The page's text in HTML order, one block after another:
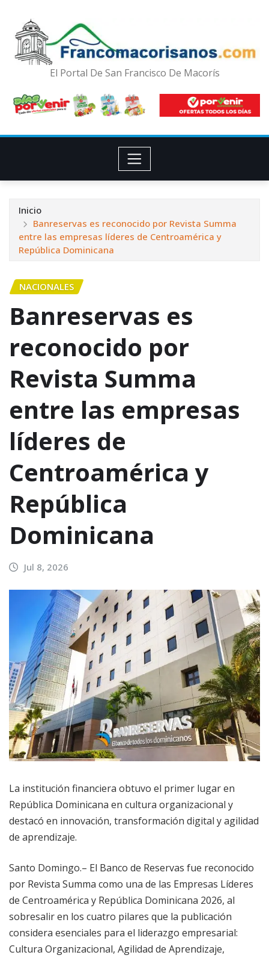
El Portal De San Francisco De Macorís
Inicio
Banreservas es reconocido por Revista Summa
entre las empresas líderes de Centroamérica y
República Dominicana
NACIONALES
Banreservas es
reconocido por
Revista Summa
entre las empresas
líderes de
Centroamérica y
República
Dominicana
Jul 8, 2026
La institución financiera obtuvo el primer lugar en
República Dominicana en cultura organizacional y
destacó en innovación, transformación digital y agilidad
de aprendizaje.
Santo Domingo.– El Banco de Reservas fue reconocido
por Revista Summa como una de las Empresas Líderes
de Centroamérica y República Dominicana 2026, al
sobresalir en los cuatro pilares que la publicación
considera esenciales para el liderazgo empresarial:
Cultura Organizacional, Agilidad de Aprendizaje,